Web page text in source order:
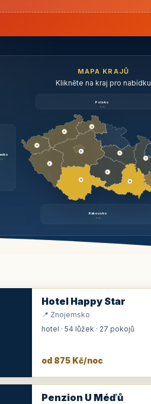
MAPA KRAJŮ
Klikněte na kraj pro nabídku
Polsko
brzy
Rakousko
brzy
3
9
3
3
3
3
1
2
11
1
Hotel Happy Star
📍 Znojemsko
hotel · 54 lůžek · 27 pokojů
od 875 Kč/noc
Penzion U Méďů